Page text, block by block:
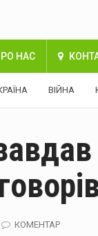
НАС
ВІЙНА
КОМЕНТАР